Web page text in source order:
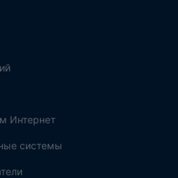
Интернет
системы